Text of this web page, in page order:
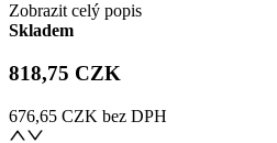
Zobrazit celý popis
Skladem
818,75 CZK
676,65 CZK bez DPH